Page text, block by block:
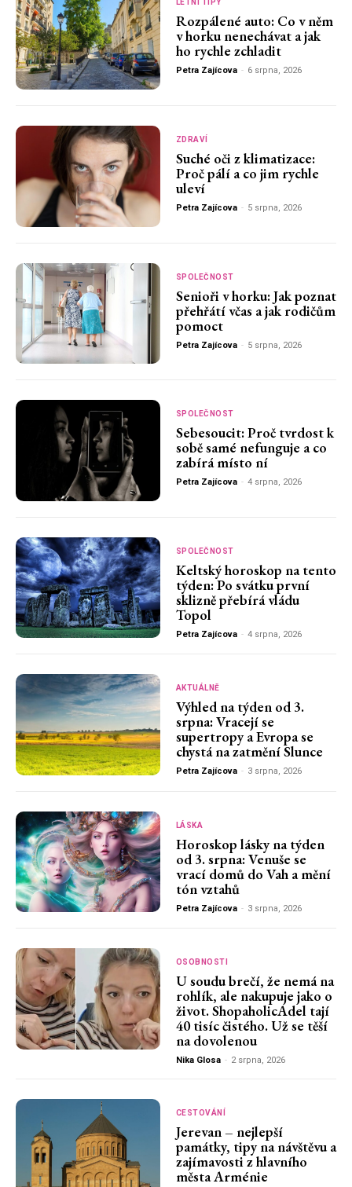
LETNÍ TIPY
Rozpálené auto: Co v něm
v horku nenechávat a jak
ho rychle zchladit
Petra Zajícova - 6 srpna, 2026
ZDRAVÍ
Suché oči z klimatizace:
Proč pálí a co jim rychle
uleví
Petra Zajícova - 5 srpna, 2026
SPOLEČNOST
Senioři v horku: Jak poznat
přehřátí včas a jak rodičům
pomoct
Petra Zajícova - 5 srpna, 2026
SPOLEČNOST
Sebesoucit: Proč tvrdost k
sobě samé nefunguje a co
zabírá místo ní
Petra Zajícova - 4 srpna, 2026
SPOLEČNOST
Keltský horoskop na tento
týden: Po svátku první
sklizně přebírá vládu
Topol
Petra Zajícova - 4 srpna, 2026
AKTUÁLNĚ
Výhled na týden od 3.
srpna: Vracejí se
supertropy a Evropa se
chystá na zatmění Slunce
Petra Zajícova - 3 srpna, 2026
LÁSKA
Horoskop lásky na týden
od 3. srpna: Venuše se
vrací domů do Vah a mění
tón vztahů
Petra Zajícova - 3 srpna, 2026
OSOBNOSTI
U soudu brečí, že nemá na
rohlík, ale nakupuje jako o
život. ShopaholicAdel tají
40 tisíc čistého. Už se těší
na dovolenou
Nika Glosa - 2 srpna, 2026
CESTOVÁNÍ
Jerevan – nejlepší
památky, tipy na návštěvu a
zajímavosti z hlavního
města Arménie